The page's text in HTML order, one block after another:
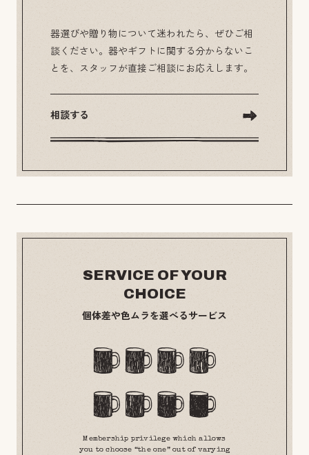
器選びや贈り物について迷われたら、ぜひご相
談ください。器やギフトに関する分からないこ
とを、スタッフが直接ご相談にお応えします。
相談する
SERVICE OF YOUR
CHOICE
個体差や色ムラを選べるサービス
Membership privilege which allows
you to choose “the one” out of varying